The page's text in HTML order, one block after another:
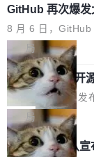
他引用的帖子来自
026 的读者：「看
理由很具体。FA
认为最重要的一个
驱动你去学 CuTe
er++ 优化所淹没，
键的是 FA2 的持
鸿蒙通过统一技术
型智能设备的开发
也为产业链企业探
的空间。 8月14日
（OHDD：
r Day）将在杭州启
链企业和开发者，
问，围绕开源鸿蒙
配、功耗与稳定性
GitHub 再次爆发
8 月 6 日，GitHub
模服务降级，
webhook 停发，连
障无法工作。
opilot coding
恢复，大约 12 小
起事故，其中四起
Hub 员工 kdaigle
局
Prime Agent 开
进的编程 Agent
专家基线
Prime Intellect 发
的编程 Agent
象：Recursive
ontinual Harness
局
Rust 项目团队宣